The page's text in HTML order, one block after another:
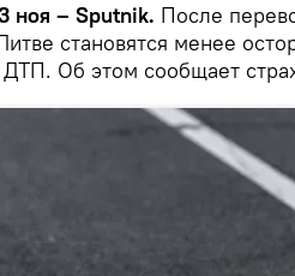
– Sputnik. После
становятся менее
ДТП. Об этом сообщает